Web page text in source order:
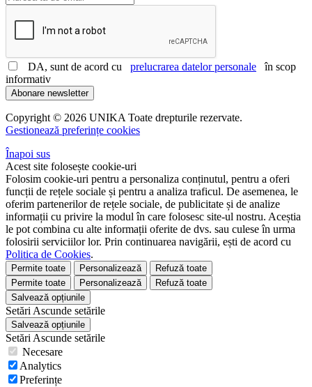
DA, sunt de acord cu prelucrarea datelor personale în scop
informativ
Abonare newsletter
Copyright © 2026 UNIKA Toate drepturile rezervate.
Gestionează preferințe cookies
Înapoi sus
Acest site folosește cookie-uri
Folosim cookie-uri pentru a personaliza conținutul, pentru a oferi
funcții de rețele sociale și pentru a analiza traficul. De asemenea, le
oferim partenerilor de rețele sociale, de publicitate și de analize
informații cu privire la modul în care folosesc site-ul nostru. Aceștia
le pot combina cu alte informații oferite de dvs. sau culese în urma
folosirii serviciilor lor. Prin continuarea navigării, ești de acord cu
Politica de Cookies.
Permite toate Personalizează
Refuză toate
Permite toate
Personalizează
Refuză toate
Salvează opțiunile
Setări Ascunde setările
Salvează opțiunile
Setări Ascunde setările
Necesare
Analytics
Preferințe